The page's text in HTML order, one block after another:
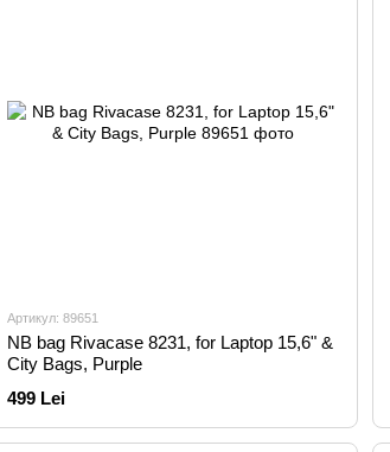
Артикул: 89651
NB bag Rivacase 8231, for Laptop 15,6" &
City Bags, Purple
499 Lei